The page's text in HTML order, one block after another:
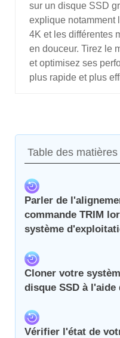
sur un disque SSD
explique notamment
4K et les différentes
en douceur. Tirez le
et optimisez ses
plus rapide et plus
Table des matières
Parler de
commande TRIM
système
Cloner votre
disque SSD à l'aide
Vérifier l'état de